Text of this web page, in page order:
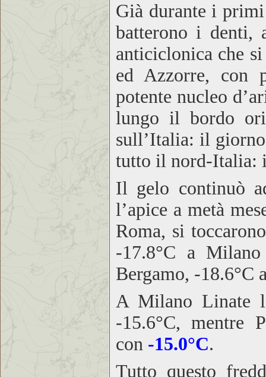
Già durante i
batterono i denti,
anticiclonica che
ed Azzorre, con
potente nucleo
lungo il bordo
sull’Italia: il
tutto il nord-Italia:
Il gelo continuò
l’apice a metà
Roma, si
-17.8°C a
Bergamo, -18.6°C
A Milano Linate
-15.6°C, mentre
con -15.0°C.
Tutto questo